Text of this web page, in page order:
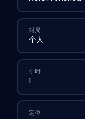
对局
小时
定位